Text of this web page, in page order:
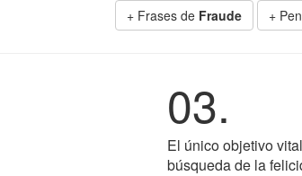
+ Frases de Fraude +
03.
El único objetivo
búsqueda de la